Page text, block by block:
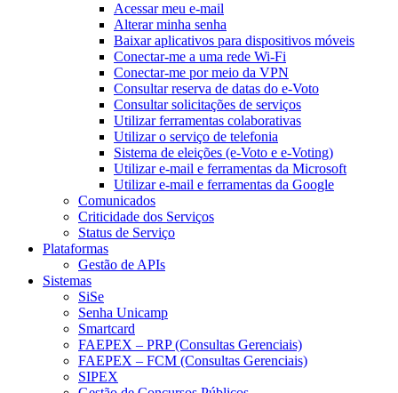
Acessar meu e-mail
Alterar minha senha
Baixar aplicativos para dispositivos móveis
Conectar-me a uma rede Wi-Fi
Conectar-me por meio da VPN
Consultar reserva de datas do e-Voto
Consultar solicitações de serviços
Utilizar ferramentas colaborativas
Utilizar o serviço de telefonia
Sistema de eleições (e-Voto e e-Voting)
Utilizar e-mail e ferramentas da Microsoft
Utilizar e-mail e ferramentas da Google
Comunicados
Criticidade dos Serviços
Status de Serviço
Plataformas
Gestão de APIs
Sistemas
SiSe
Senha Unicamp
Smartcard
FAEPEX – PRP (Consultas Gerenciais)
FAEPEX – FCM (Consultas Gerenciais)
SIPEX